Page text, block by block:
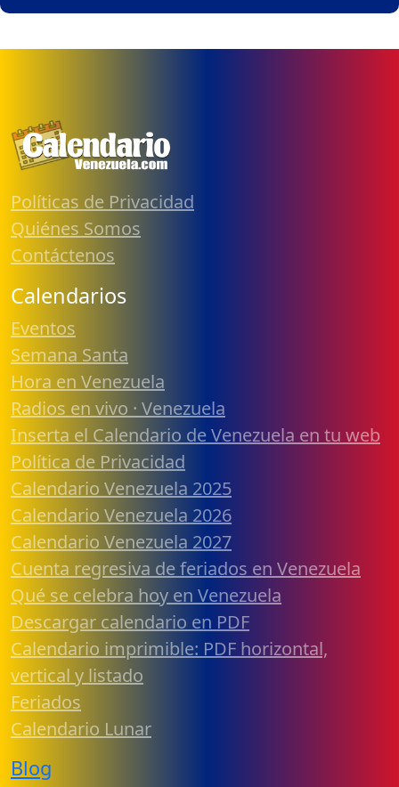
Políticas de Privacidad
Quiénes Somos
Contáctenos
Calendarios
Eventos
Semana Santa
Hora en Venezuela
Radios en vivo · Venezuela
Inserta el Calendario de Venezuela en tu web
Política de Privacidad
Calendario Venezuela 2025
Calendario Venezuela 2026
Calendario Venezuela 2027
Cuenta regresiva de feriados en Venezuela
Qué se celebra hoy en Venezuela
Descargar calendario en PDF
Calendario imprimible: PDF horizontal,
vertical y listado
Feriados
Calendario Lunar
Blog